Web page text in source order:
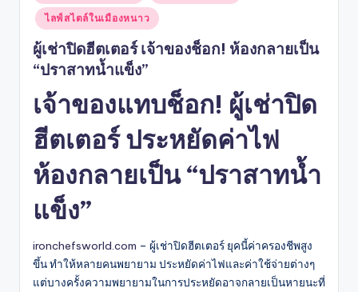
in
ไลฟ์สไตล์ในเมืองหนาว
ผู้เช่าปิดฮีตเตอร์ เจ้าของช็อก! ห้องกลายเป็น
“ปราสาทน้ำแข็ง”
เจ้าของแทบช็อก! ผู้เช่าปิด
ฮีตเตอร์ ประหยัดค่าไฟ
ห้องกลายเป็น “ปราสาทน้ำ
แข็ง”
ironchefsworld.com – ผู้เช่าปิดฮีตเตอร์ ยุคนี้ค่าครองชีพสูง
ขึ้น ทำให้หลายคนพยายาม ประหยัดค่าไฟและค่าใช้จ่ายต่างๆ
แต่บางครั้งความพยายามในการประหยัดอาจกลายเป็นหายนะที่